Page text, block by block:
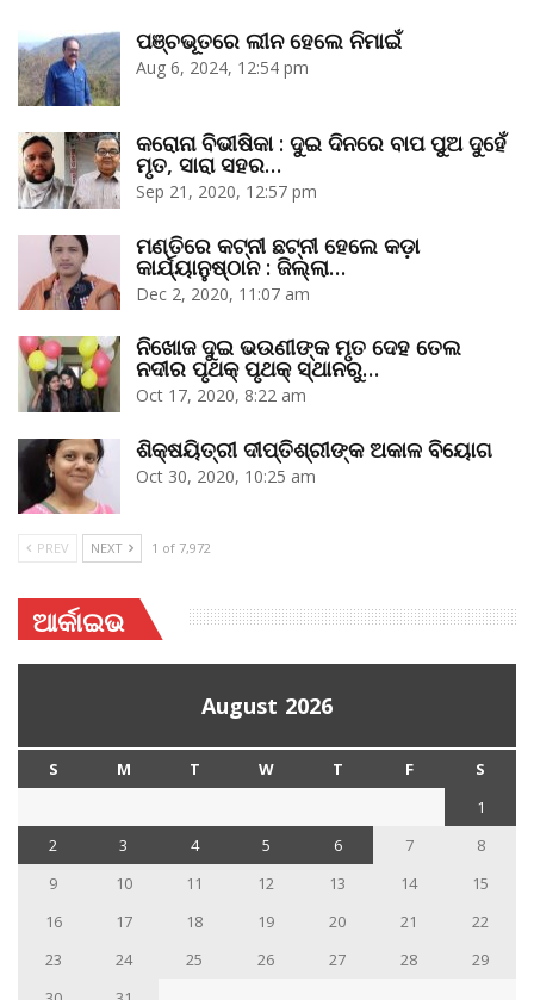
ପଞ୍ଚଭୂତରେ ଲୀନ ହେଲେ ନିମାଇଁ
Aug 6, 2024, 12:54 pm
କରୋନା ବିଭୀଷିକା : ଦୁଇ ଦିନରେ ବାପ ପୁଅ ଦୁହେଁ
ମୃତ, ସାରା ସହର…
Sep 21, 2020, 12:57 pm
ମଣ୍ତିରେ କଟ୍‌ନୀ ଛଟ୍‌ନୀ ହେଲେ କଡ଼ା
କାର୍ଯ୍ୟାନୁଷ୍ଠାନ : ଜିଲ୍ଲା…
Dec 2, 2020, 11:07 am
ନିଖୋଜ ଦୁଇ ଭଉଣୀଙ୍କ ମୃତ ଦେହ ତେଲ
ନଦୀର ପୃଥକ୍‌ ପୃଥକ୍‌ ସ୍ଥାନରୁ…
Oct 17, 2020, 8:22 am
ଶିକ୍ଷୟିତ୍ରୀ ଦୀପ୍ତିଶ୍ରୀଙ୍କ ଅକାଳ ବିୟୋଗ
Oct 30, 2020, 10:25 am
PREV NEXT 1 of 7,972
ଆର୍କାଇଭ
August 2026
S M T W T F
S
1
2
3 4 5 6 7
8
9
10 11 12 13 14
15
16
17 18 19 20 21
22
23
24 25 26 27 28
29